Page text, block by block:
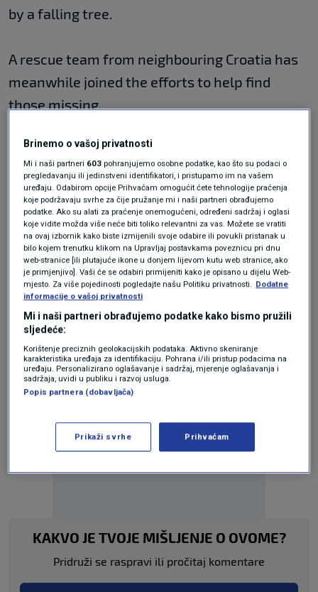
by a falling tree.
A rescue team from neighbouring Croatia has
meanwhile joined the efforts to help find
those missing.
The spokesperson of the Government of
Herzegovina-Neretva Canton, Darko Juka,
corrected previous information about the
number of victims, saying that a total of 13
people were killed in the floods in the area.
Teme
BOSNIA AND HERZEGOVINA FLOODS
Oglas
KAKVO JE TVOJE MIŠLJENJE O OVOME?
Pridruži se raspravi ili pročitaj komentare
Brinemo o vašoj privatnosti
Mi i naši partneri 603 pohranjujemo osobne podatke, kao što su podaci o
pregledavanju ili jedinstveni identifikatori, i pristupamo im na vašem
uređaju. Odabirom opcije Prihvaćam omogućit ćete tehnologije praćenja
koje podržavaju svrhe za čije pružanje mi i naši partneri obrađujemo
podatke. Ako su alati za praćenje onemogućeni, određeni sadržaj i oglasi
koje vidite možda više neće biti toliko relevantni za vas. Možete se vratiti
na ovaj izbornik kako biste izmijenili svoje odabire ili povukli pristanak u
bilo kojem trenutku klikom na Upravljaj postavkama poveznicu pri dnu
web-stranice [ili plutajuće ikone u donjem lijevom kutu web stranice, ako
je primjenjivo]. Vaši će se odabiri primijeniti kako je opisano u dijelu Web-
mjesto. Za više pojedinosti pogledajte našu Politiku privatnosti. Dodatne
informacije o vašoj privatnosti
Mi i naši partneri obrađujemo podatke kako bismo pružili
sljedeće:
Korištenje preciznih geolokacijskih podataka. Aktivno skeniranje
karakteristika uređaja za identifikaciju. Pohrana i/ili pristup podacima na
uređaju. Personalizirano oglašavanje i sadržaj, mjerenje oglašavanja i
sadržaja, uvidi u publiku i razvoj usluga.
Popis partnera (dobavljača)
Prikaži svrhe Prihvaćam